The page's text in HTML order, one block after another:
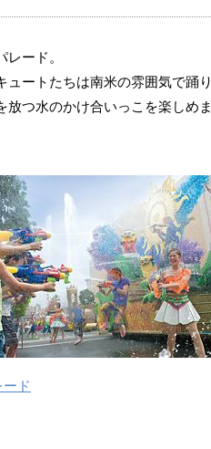
ード。
ートたちは南米の雰囲気で踊り
放つ水のかけ合いっこを楽しめま
ド